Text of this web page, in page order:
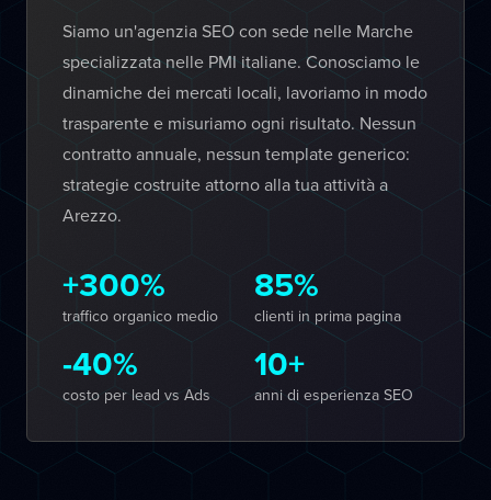
Siamo un'agenzia SEO con sede nelle Marche
specializzata nelle PMI italiane. Conosciamo le
dinamiche dei mercati locali, lavoriamo in modo
trasparente e misuriamo ogni risultato. Nessun
contratto annuale, nessun template generico:
strategie costruite attorno alla tua attività a
Arezzo.
+300%
traffico organico medio
85%
clienti in prima pagina
-40%
costo per lead vs Ads
10+
anni di esperienza SEO